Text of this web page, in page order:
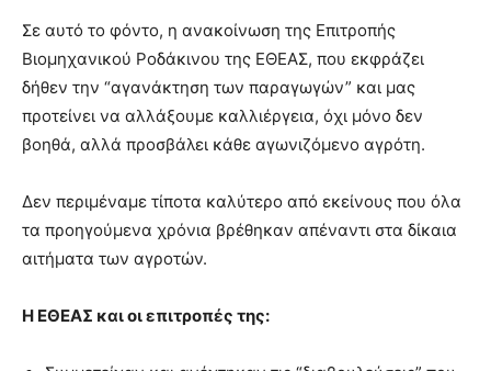
Σε αυτό το φόντο, η ανακοίνωση της Επιτροπής
Βιομηχανικού Ροδάκινου της ΕΘΕΑΣ, που εκφράζει
δήθεν την “αγανάκτηση των παραγωγών” και μας
προτείνει να αλλάξουμε καλλιέργεια, όχι μόνο δεν
βοηθά, αλλά προσβάλει κάθε αγωνιζόμενο αγρότη.
Δεν περιμέναμε τίποτα καλύτερο από εκείνους που όλα
τα προηγούμενα χρόνια βρέθηκαν απέναντι στα δίκαια
αιτήματα των αγροτών.
Η ΕΘΕΑΣ και οι επιτροπές της: